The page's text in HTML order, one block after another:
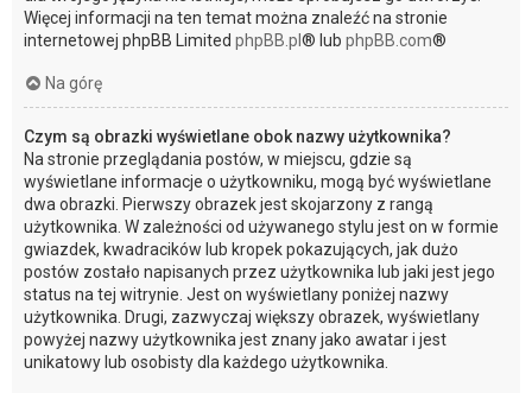
Więcej informacji na ten temat można znaleźć na stronie
internetowej phpBB Limited phpBB.pl ® lub phpBB.com®
Na górę
Czym są obrazki wyświetlane obok nazwy użytkownika?
Na stronie przeglądania postów, w miejscu, gdzie są
wyświetlane informacje o użytkowniku, mogą być wyświetlane
dwa obrazki. Pierwszy obrazek jest skojarzony z rangą
użytkownika. W zależności od używanego stylu jest on w formie
gwiazdek, kwadracików lub kropek pokazujących, jak dużo
postów zostało napisanych przez użytkownika lub jaki jest jego
status na tej witrynie. Jest on wyświetlany poniżej nazwy
użytkownika. Drugi, zazwyczaj większy obrazek, wyświetlany
powyżej nazwy użytkownika jest znany jako awatar i jest
unikatowy lub osobisty dla każdego użytkownika.